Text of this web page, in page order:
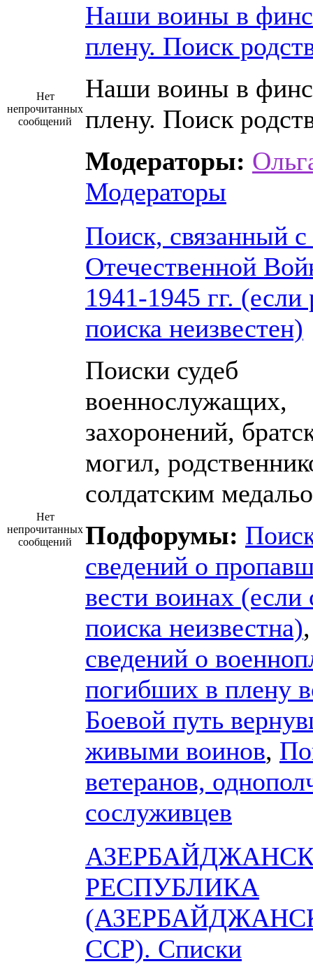
Нет
непрочитанных
сообщений
Наши воины в
плену. Поиск
Наши воины в
плену. Поиск
Модераторы:
Модераторы
Нет
непрочитанных
сообщений
Поиск, связанный
Отечественной
1941-1945 гг. (если
поиска неизвестен)
Поиски судеб
военнослужащих,
захоронений,
могил,
солдатским
Подфорумы:
сведений о
вести воинах (если
поиска неизвестна)
сведений о
погибших в плену
Боевой путь
живыми воинов,
ветеранов,
сослуживцев
РЕСПУБЛИКА
ССР). Списки